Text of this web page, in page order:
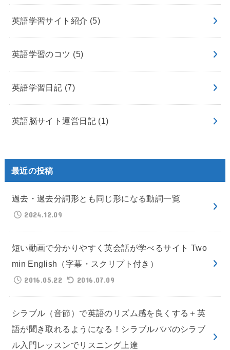
英語学習サイト紹介 (5)
英語学習のコツ (5)
英語学習日記 (7)
英語脳サイト運営日記 (1)
最近の投稿
過去・過去分詞形とも同じ形になる動詞一覧
2024.12.09
短い動画で分かりやすく英会話が学べるサイト Two
min English（字幕・スクリプト付き）
2016.05.22
2016.07.09
シラブル（音節）で英語のリズム感を良くする＋英
語が聞き取れるようになる！シラブルパパのシラブ
ル入門レッスンでリスニング上達